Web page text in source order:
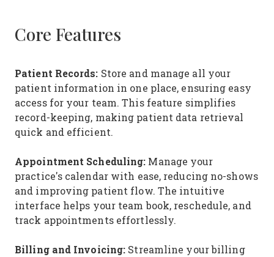
Core Features
Patient Records: Store and manage all your
patient information in one place, ensuring easy
access for your team. This feature simplifies
record-keeping, making patient data retrieval
quick and efficient.
Appointment Scheduling: Manage your
practice's calendar with ease, reducing no-shows
and improving patient flow. The intuitive
interface helps your team book, reschedule, and
track appointments effortlessly.
Billing and Invoicing: Streamline your billing